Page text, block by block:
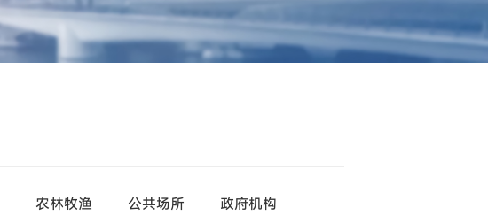
农林牧渔 公共场所
政府机构